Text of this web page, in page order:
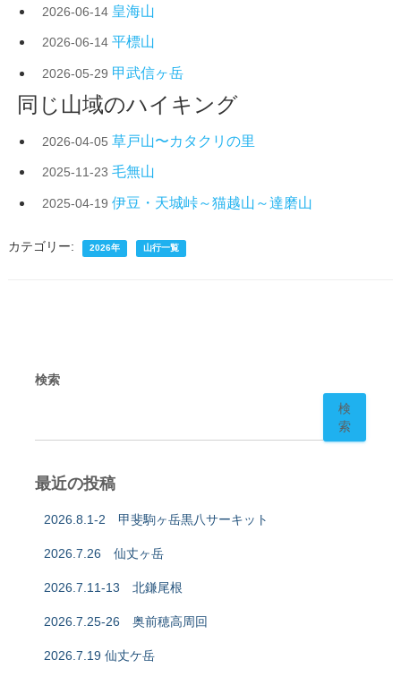
2026-06-14 皇海山
2026-06-14 平標山
2026-05-29 甲武信ヶ岳
同じ山域のハイキング
2026-04-05 草戸山〜カタクリの里
2025-11-23 毛無山
2025-04-19 伊豆・天城峠～猫越山～達磨山
カテゴリー: 2026年 山行一覧
検索
検
索
最近の投稿
2026.8.1-2 甲斐駒ヶ岳黒八サーキット
2026.7.26 仙丈ヶ岳
2026.7.11-13 北鎌尾根
2026.7.25-26 奥前穂高周回
2026.7.19 仙丈ケ岳